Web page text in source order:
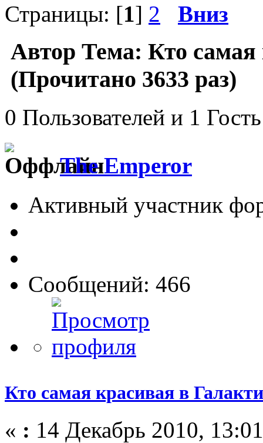
Страницы: [1] 2 Вниз
Автор Тема: Кто самая
(Прочитано 3633 раз)
0 Пользователей и 1
The Emperor
Активный участник
Сообщений: 466
Кто самая красивая в
« : 14 Декабрь 2010,